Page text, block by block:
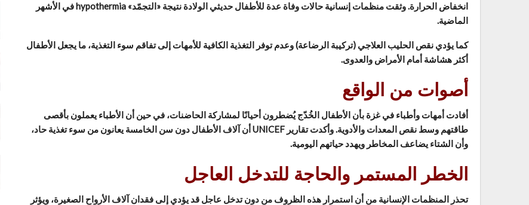
انخفاض الحرارة. وثقت منظمات إنسانية حالات وفاة عدة للأطفال حديثي الولادة نتيجة «التجمّد» hypothermia في الأشهر
الماضية.
كما يؤدي نقص الحليب العلاجي (تركيبة الرضاعة) وعدم توفر التغذية الكافية للأمهات إلى تفاقم سوء التغذية، ما يجعل الأطفال
أكثر هشاشة أمام الأمراض والعدوى.
أصوات من الواقع
أفادت أمهات وأطباء في غزة بأن الأطفال الخُدّج يُضطرون أحيانًا لمشاركة الحاضنات، في حين أن الأطباء يعملون بأقصى
طاقتهم وسط نقص المعدات والأدوية. وأكدت تقارير UNICEF أن آلاف الأطفال دون سن الخامسة يعانون من سوء تغذية حاد،
وأن الشتاء يضاعف المخاطر ويهدد حياتهم اليومية.
الخطر المستمر والحاجة للتدخل العاجل
تحذر المنظمات الإنسانية من أن استمرار هذه الظروف من دون تدخل عاجل قد يؤدي إلى فقدان آلاف الأرواح الصغيرة، ويؤثر